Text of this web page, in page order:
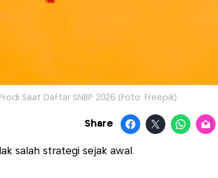
Saat Daftar SNBP 2026 (Foto: Freepik)
Share
salah strategi sejak awal.